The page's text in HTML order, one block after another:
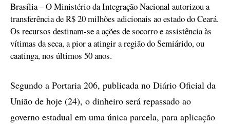
compartilhamento
Brasília – O Ministério da Integração Nacional autorizou a
transferência de R$ 20 milhões adicionais ao estado do Ceará.
Os recursos destinam-se a ações de socorro e assistência às
vítimas da seca, a pior a atingir a região do Semiárido, ou
caatinga, nos últimos 50 anos.
Segundo a Portaria 206, publicada no Diário Oficial da
União de hoje (24), o dinheiro será repassado ao
governo estadual em uma única parcela, para aplicação